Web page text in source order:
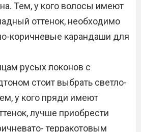
Тем, у кого волосы имеют
оттенок, необходимо
коричневые карандаши для
русых локонов с
стоит выбрать светло-
у кого пряди имеют
лучше приобрести
терракотовым